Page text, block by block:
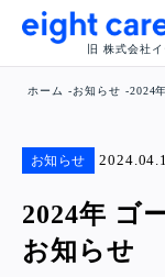
旧 株式会社
ホーム お知らせ 2024
お知らせ
2024年 ゴ
お知らせ